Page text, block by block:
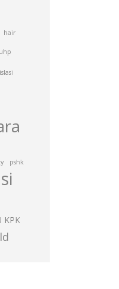
hair
pshk
KPK